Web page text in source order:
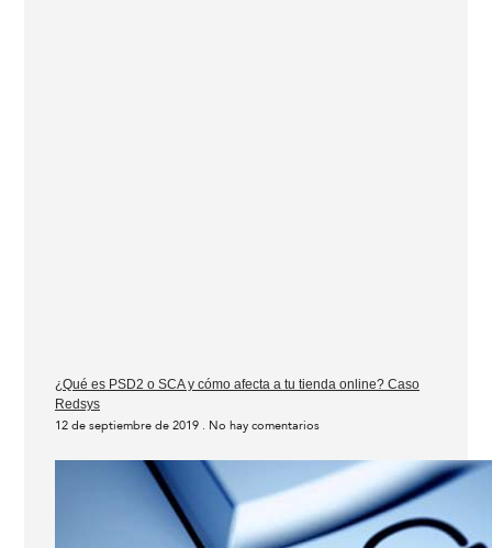
¿Qué es PSD2 o SCA y cómo afecta a tu tienda online? Caso
Redsys
12 de septiembre de 2019 No hay comentarios